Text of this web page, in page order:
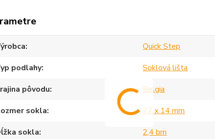
Quick Step
podlahy
Soklová lišta
pôvodu
Belgia
sokla
77 x 14 mm
sokla
2,4 bm